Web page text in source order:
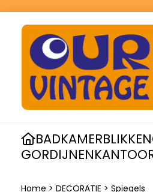
BADKAMERBLIKKEN
GORDIJNEN
Home > DECORATIE > Spiegels